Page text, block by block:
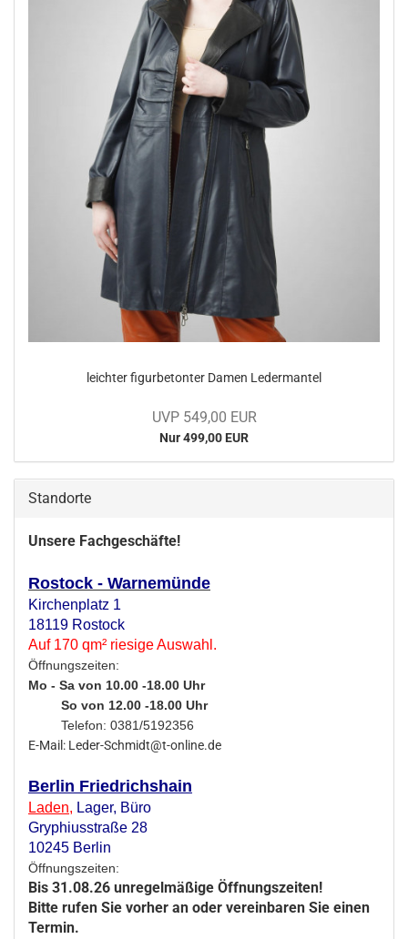
leich­ter fi­gur­be­ton­ter Damen Le­der­man­tel
UVP 549,00 EUR
Nur 499,00 EUR
Standorte
Unsere Fachgeschäfte!
Rostock - Warnemünde
Kirchenplatz 1
18119 Rostock
Auf 170 qm² riesige Auswahl.
Öffnungszeiten:
Mo - Sa von 10.00 -18.00 Uhr
So von 12.00 -18.00 Uhr
Telefon: 0381/5192356
E-Mail: Leder-Schmidt@t-online.de
Berlin Friedrichshain
Laden, Lager, Büro
Gryphiusstraße 28
10245 Berlin
Öffnungszeiten:
Bis 31.08.26 unregelmäßige Öffnungszeiten!
Bitte rufen Sie vorher an oder vereinbaren Sie einen
Termin.